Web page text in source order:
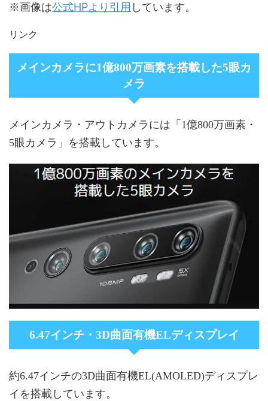
※画像は公式HPより引用 しています。
リンク
メインカメラに1億800万画素を搭載した5眼カ
メラ
メインカメラ・アウトカメラには「1億800万画素・
5眼カメラ」を搭載しています。
6.47インチ・3D曲面有機ELディスプレイ
約6.47インチの3D曲面有機EL(AMOLED)ディスプレ
イを搭載しています。